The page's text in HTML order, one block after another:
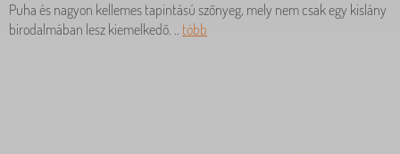
Puha és nagyon kellemes tapintású szőnyeg, mely nem csak egy kislány
birodalmában lesz kiemelkedő. .. több